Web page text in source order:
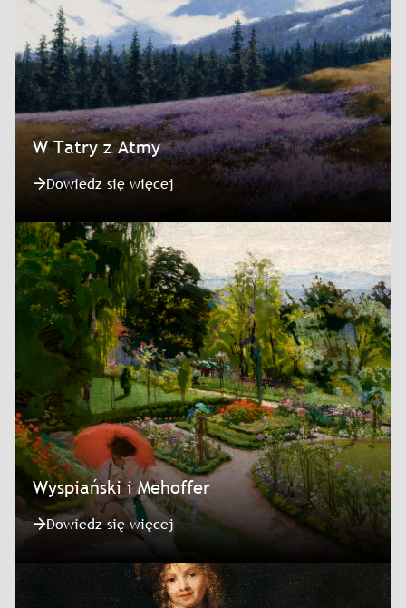
W Tatry z Atmy
Dowiedz się więcej
Wyspiański i Mehoffer
Dowiedz się więcej